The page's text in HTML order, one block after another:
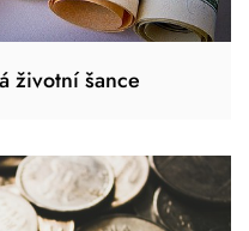
životní šance